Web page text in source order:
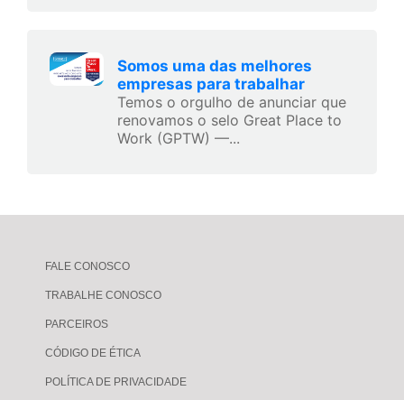
Somos uma das melhores
empresas para trabalhar
Temos o orgulho de anunciar que
renovamos o selo Great Place to
Work (GPTW) —...
FALE CONOSCO
TRABALHE CONOSCO
PARCEIROS
CÓDIGO DE ÉTICA
POLÍTICA DE PRIVACIDADE